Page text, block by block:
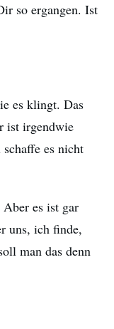
so ergangen. Ist
es klingt. Das
ist irgendwie
es nicht
es ist gar
uns, ich finde,
man das denn